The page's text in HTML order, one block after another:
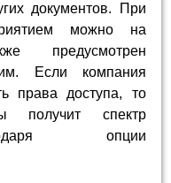
документов. При
можно на
предусмотрен
Если компания
права доступа, то
получит спектр
опции